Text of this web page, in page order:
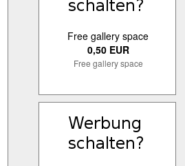
Free gallery space
0,50 EUR
Free gallery space